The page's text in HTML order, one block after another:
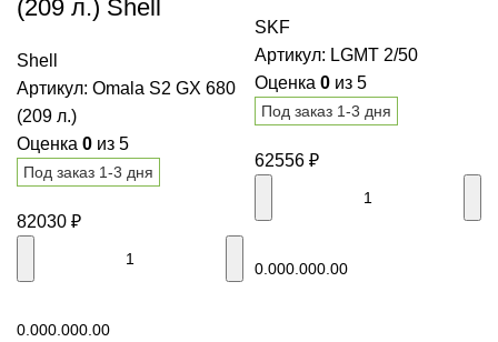
(209 л.) Shell
Shell
Артикул: Omala S2 GX 680
(209 л.)
Оценка 0 из 5
Под заказ 1-3 дня
82030 ₽
0.000.000.00
SKF
Артикул: LGMT 2/50
Оценка 0 из 5
Под заказ 1-3 дня
62556 ₽
0.000.000.00